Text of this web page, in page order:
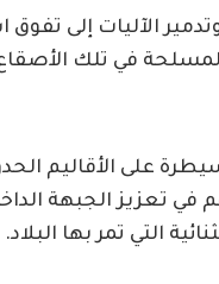
حجم الخسائر البشرية (94 قتيلاً)
في تلك
على الأقاليم
تعزيز الجبهة
التي تمر بها البلاد.